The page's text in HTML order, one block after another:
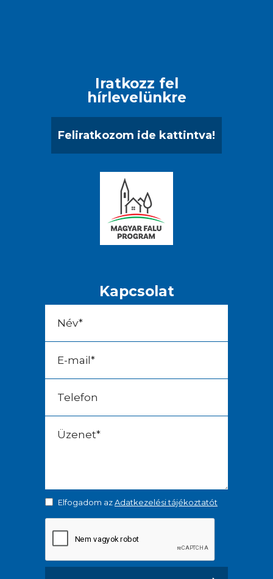
Iratkozz fel
hírlevelünkre
Feliratkozom ide kattintva!
Kapcsolat
Elfogadom azAdatkezelési tájékoztatót